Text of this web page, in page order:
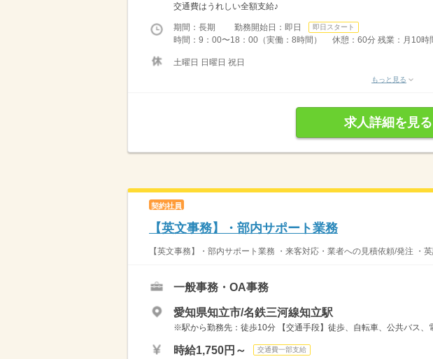
交通費はうれしい全額支給♪
期間：長期 勤務開始日：即日 即日スタート
時間：9：00〜18：00（実働：8時間） 休憩：60分 残業：月10時
土曜日 日曜日 祝日
もっと見る
求人詳細を見る
契約社員
【英文事務】・部内サポート業務
【英文事務】・部内サポート業務 ・来客対応・業者への見積依頼/発注 ・
一般事務・OA事務
愛知県知立市/名鉄三河線知立駅
※駅から勤務先：徒歩10分 【交通手段】徒歩、自転車、公共バス、
時給1,750円～ 交通費一部支給